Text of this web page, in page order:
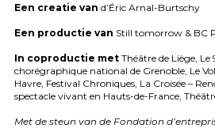
Een creatie van d’Éric Arnal-Burtschy
Een productie van Still tomorrow & BC
In coproductie metThéâtre de Liège, Le
chorégraphique national de Grenoble, Le
Havre, Festival Chroniques, La Croisée –
spectacle vivant en Hauts-de-France,
Met de steun van de Fondation